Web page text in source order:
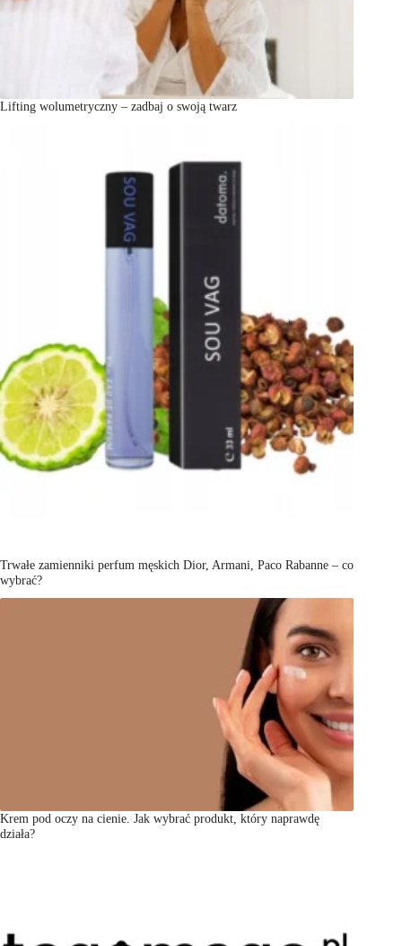
Lifting wolumetryczny – zadbaj o swoją twarz
Trwałe zamienniki perfum męskich Dior, Armani, Paco Rabanne – co
wybrać?
Krem pod oczy na cienie. Jak wybrać produkt, który naprawdę
działa?